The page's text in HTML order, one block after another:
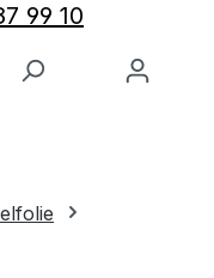
99 10
0 Produkte auf dem
Der